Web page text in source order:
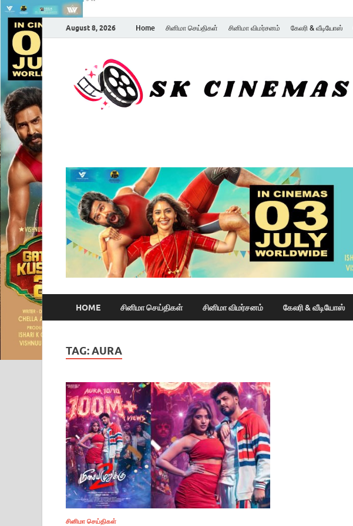
August 8, 2026 Home சினிமா செய்திகள் சினிமா விமர்சனம் கேலரி & வீடியோஸ்
HOME சினிமா செய்திகள் சினிமா விமர்சனம் கேலரி & வீடியோஸ்
TAG:AURA
சினிமா செய்திகள்